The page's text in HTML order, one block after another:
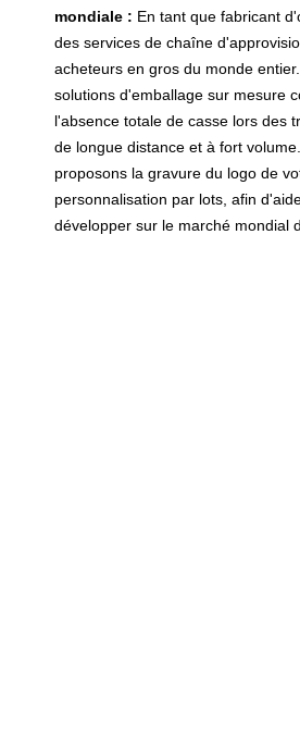
mondiale : En tant que fabricant
des services de chaîne
acheteurs en gros du monde
solutions d'emballage sur mesure
l'absence totale de casse lors des
de longue distance et à fort
proposons la gravure du logo de
personnalisation par lots, afin
développer sur le marché mondial